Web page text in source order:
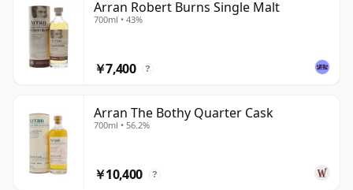
Arran Robert Burns Single Malt
700ml • 43%
￥7,400 ?
Arran The Bothy Quarter Cask
700ml • 56.2%
￥10,400 ?